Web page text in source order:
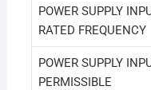
POWER SUPPLY
RATED FREQUENCY
POWER SUPPLY
PERMISSIBLE